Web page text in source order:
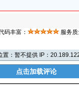
码丰富：
服务
：暂不提供 IP：
点击加载评论